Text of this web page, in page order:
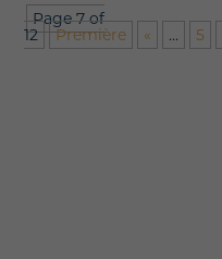
Page 7 of
12
Première « ... 5